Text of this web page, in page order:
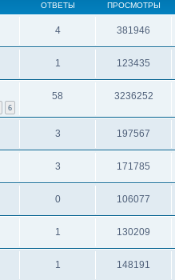
ОТВЕТЫ ПРОСМОТРЫ
4 381946
1 123435
6
58 3236252
3 197567
3 171785
0 106077
1 130209
1 148191